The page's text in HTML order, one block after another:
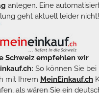
anlegen. Eine
geht aktuell leider nicht!
Schweiz empfehlen wir
So können Sie bei
mit Ihrem MeinEinkauf.ch
als wären Sie ein